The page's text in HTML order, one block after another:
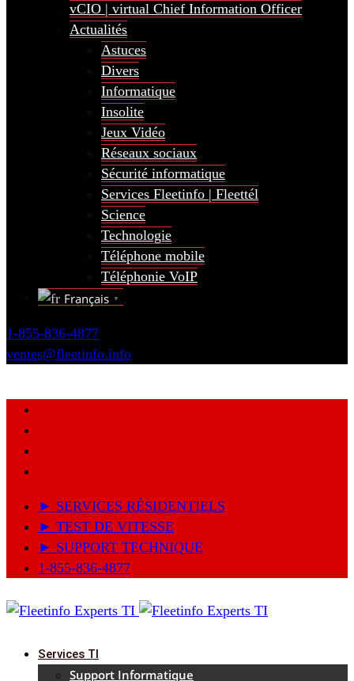
vCIO | virtual Chief Information Officer
Actualités
Astuces
Divers
Informatique
Insolite
Jeux Vidéo
Réseaux sociaux
Sécurité informatique
Services Fleetinfo | Fleettél
Science
Technologie
Téléphone mobile
Téléphonie VoIP
Français
▼
1-855-836-4877
ventes@fleetinfo.info
► SERVICES RÉSIDENTIELS
► TEST DE VITESSE
► SUPPORT TECHNIQUE
1-855-836-4877
Services TI
Support Informatique